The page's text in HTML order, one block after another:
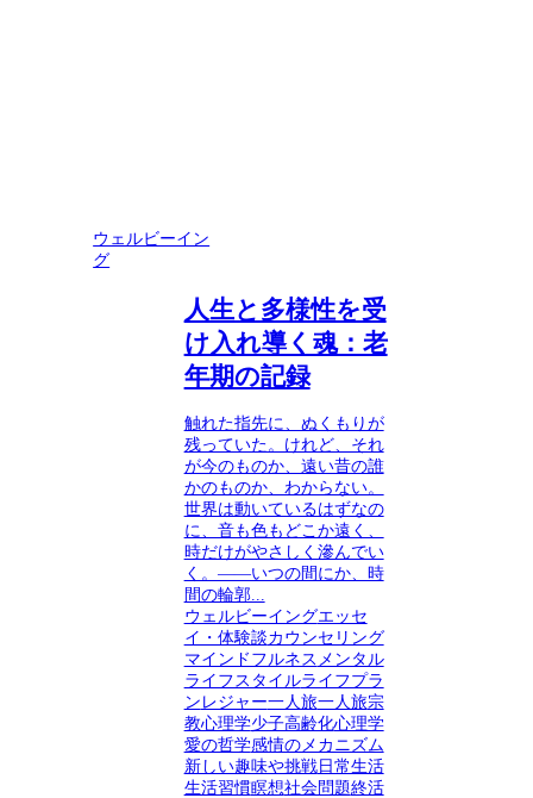
ウェルビーイン
グ
人生と多様性を受
け入れ導く魂：老
年期の記録
触れた指先に、ぬくもりが
残っていた。けれど、それ
が今のものか、遠い昔の誰
かのものか、わからない。
世界は動いているはずなの
に、音も色もどこか遠く、
時だけがやさしく滲んでい
く。――いつの間にか、時
間の輪郭...
ウェルビーイングエッセ
イ・体験談カウンセリング
マインドフルネス メンタル
ライフスタイルライフプラ
ン レジャー一人旅一人旅宗
教心理学少子高齢化心理学
愛の哲学感情のメカニズム
新しい趣味や挑戦日常生活
生活習慣瞑想社会問題終活